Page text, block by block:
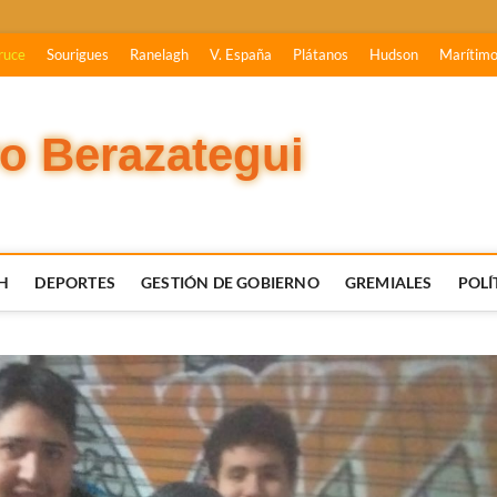
Sourigues Ranelagh V. España Plátanos Hudson Marítimo
Berazategui
DEPORTES GESTIÓN DE GOBIERNO GREMIALES